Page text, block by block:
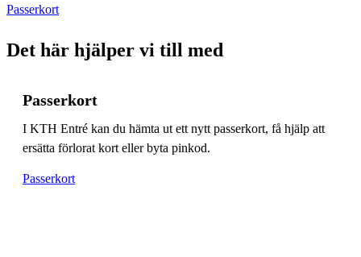
Passerkort
Det här hjälper vi till med
Passerkort
I KTH Entré kan du hämta ut ett nytt passerkort, få hjälp att
ersätta förlorat kort eller byta pinkod.
Passerkort